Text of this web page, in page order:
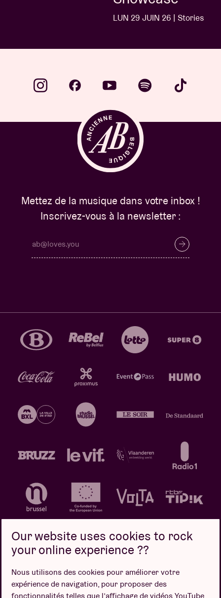
Mettez de la musique dans votre inbox !
Inscrivez-vous à la newsletter :
Politique de confidentialité
Politique de cookies
Conditions de vente
Our website uses cookies to rock
your online experience ??
Nous utilisons des cookies pour améliorer votre
expérience de navigation, pour proposer des
fonctionnalités telles que l’affichage de vidéos YouTube